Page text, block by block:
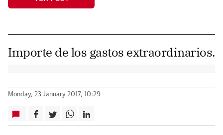
Importe de los gastos extraordinarios.
Monday, 23 January 2017, 10:29